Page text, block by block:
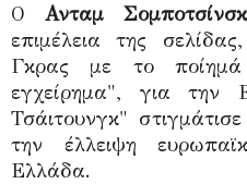
Ο Ανταμ
επιμέλεια της
Γκρας με το
εγχείρημα", για την
Τσάιτουνγκ"
την έλλειψη
Ελλάδα.